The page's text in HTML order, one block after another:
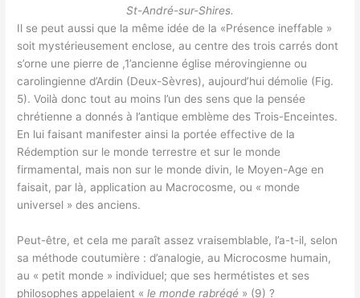
St-André-sur-Shires.
Il se peut aussi que la même idée de la «Présence ineffable »
soit mystérieusement enclose, au centre des trois carrés dont
s’orne une pierre de ,1’ancienne église mérovingienne ou
carolingienne d’Ardin (Deux-Sèvres), aujourd’hui démolie (Fig.
5). Voilà donc tout au moins l’un des sens que la pensée
chrétienne a donnés à l’antique emblème des Trois-Enceintes.
En lui faisant manifester ainsi la portée effective de la
Rédemption sur le monde terrestre et sur le monde
firmamental, mais non sur le monde divin, le Moyen-Age en
faisait, par là, application au Macrocosme, ou « monde
universel » des anciens.
Peut-être, et cela me paraît assez vraisemblable, l’a-t-il, selon
sa méthode coutumière : d’analogie, au Microcosme humain,
au « petit monde » individuel; que ses hermétistes et ses
philosophes appelaient «le monde rabrégé » (9) ?